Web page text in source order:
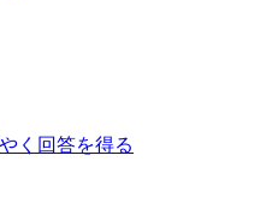
く回答を得る